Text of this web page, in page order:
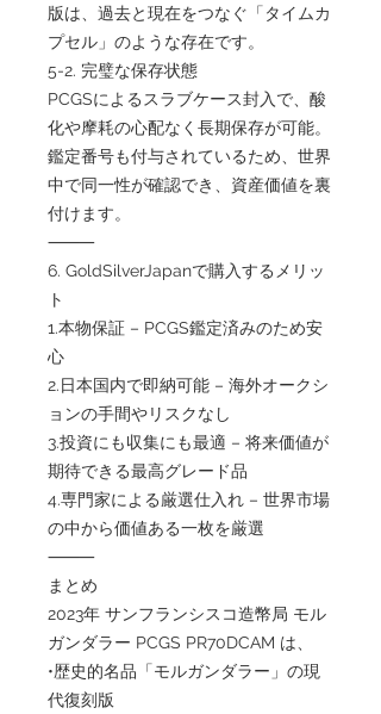
版は、過去と現在をつなぐ「タイムカ
プセル」のような存在です。
5-2. 完璧な保存状態
PCGSによるスラブケース封入で、酸
化や摩耗の心配なく長期保存が可能。
鑑定番号も付与されているため、世界
中で同一性が確認でき、資産価値を裏
付けます。
⸻
6. GoldSilverJapanで購入するメリッ
ト
1.本物保証 – PCGS鑑定済みのため安
心
2.日本国内で即納可能 – 海外オークシ
ョンの手間やリスクなし
3.投資にも収集にも最適 – 将来価値が
期待できる最高グレード品
4.専門家による厳選仕入れ – 世界市場
の中から価値ある一枚を厳選
⸻
まとめ
2023年 サンフランシスコ造幣局 モル
ガンダラー PCGS PR70DCAM は、
•歴史的名品「モルガンダラー」の現
代復刻版